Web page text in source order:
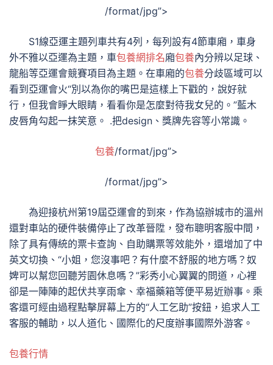
/format/jpg”>
S1線亞運主題列車共有4列，每列設有4節車廂，車身
外不雅以亞運為主題，車包養網排名廂包養內分辨以足球、
龍船等亞運會競賽項目為主題。在車廂的包養分歧區域可以
看到亞運會火“別以為你的嘴巴是這樣上下戳的，說好就
行，但我會睜大眼睛，看看你是怎麼對待我女兒的。”藍木
皮唇角勾起一抹笑意。 .把design、獎牌先容等小常識。
包養/format/jpg”>
/format/jpg”>
為迎接杭州第19屆亞運會的到來，作為協辦城市的溫州
還對車站的硬件裝備停止了改革晉陞，發布聰明客服中間，
除了具有傳統的票卡查詢、自助購票等效能外，還增加了中
英文切換、“小姐，您沒事吧？有什麼不舒服的地方嗎？奴
婢可以幫您回聽芳園休息嗎？”彩秀小心翼翼的問道，心裡
卻是一陣陣的起伏共享雨傘、幸福藥箱等便平易近辦事。乘
客還可經由過程點擊屏幕上方的“人工乞助”按鈕，追求人工
客服的輔助，以人道化、國際化的尺度辦事國際外游客。
包養行情